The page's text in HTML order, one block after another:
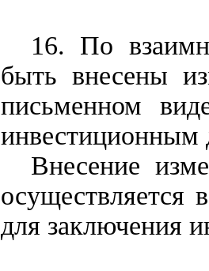
16. По
быть внесены
письменном
инвестиционным
Внесение
осуществляется
для заключения